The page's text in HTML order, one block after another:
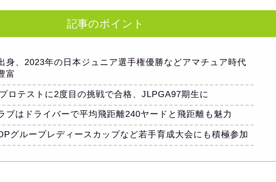
記事のポイント
身、2023年の日本ジュニア選手権優勝などアマチュア時代
富
ロテストに2度目の挑戦で合格、JLPGA97期生に
ブはドライバーで平均飛距離240ヤードと飛距離も魅力
グループレディースカップなど若手育成大会にも積極参加